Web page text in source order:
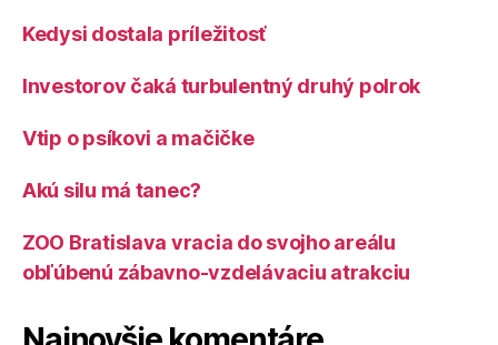
Kedysi dostala príležitosť
Investorov čaká turbulentný druhý polrok
Vtip o psíkovi a mačičke
Akú silu má tanec?
ZOO Bratislava vracia do svojho areálu
obľúbenú zábavno-vzdelávaciu atrakciu